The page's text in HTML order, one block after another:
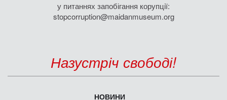
у питаннях запобігання корупції:
stopcorruption@maidanmuseum.org
Назустріч свободі!
НОВИНИ